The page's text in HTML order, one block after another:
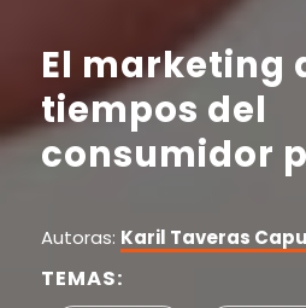
El marketing
tiempos del
consumidor
Autoras: Karil Taveras
TEMAS: